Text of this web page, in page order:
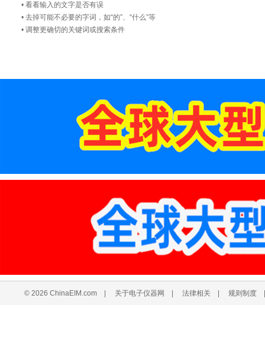
• 看看输入的文字是否有误
• 去掉可能不必要的字词，如“的”、“什么”等
• 调整更确切的关键词或搜索条件
© 2026 ChinaEIM.com 关于电子仪器网 法律相关 规则制度